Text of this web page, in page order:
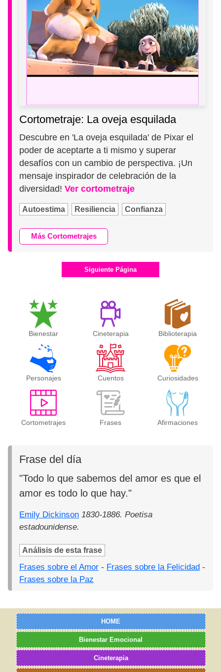
Cortometraje: La oveja esquilada
Descubre en 'La oveja esquilada' de Pixar el
poder de aceptarte a ti mismo y superar
desafíos con un cambio de perspectiva. ¡Un
mensaje inspirador de celebración de la
diversidad!Ver cortometraje
Autoestima Resiliencia Confianza
Más Cortometrajes
Siguiente Página
Bienestar Cineterapia Biblioterapia
Personajes Cuentos Curiosidades
Cortometrajes Frases Afirmaciones
Frase del día
"Todo lo que sabemos del amor es que el
amor es todo lo que hay."
Emily Dickinson 1830-1886. Poetisa
estadounidense.
Análisis de esta frase
Frases sobre el Amor - Frases sobre la Felicidad -
Frases sobre la Paz
HOME
Bienestar Emocional
Cineterapia